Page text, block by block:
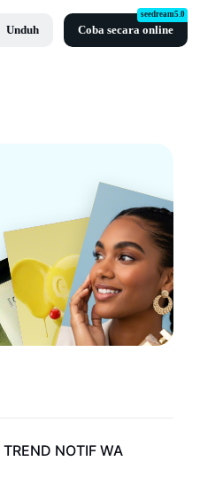
Unduh Coba secara online
seedream5.0
55,2 rb
TREND NOTIF WA